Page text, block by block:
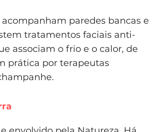
paredes bancas e
tratamentos faciais anti-
associam o frio e o calor, de
prática por terapeutas